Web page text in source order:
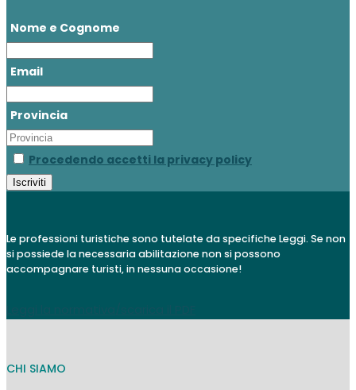
Nome e Cognome
Email
Provincia
Procedendo accetti la privacy policy
Le professioni turistiche sono tutelate da specifiche Leggi. Se non
si possiede la necessaria abilitazione non si possono
accompagnare turisti, in nessuna occasione!
CHI SIAMO